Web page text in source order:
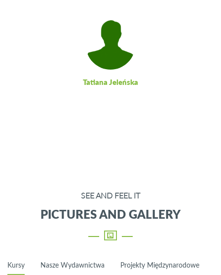
Tatiana Jeleńska
SEE AND FEEL IT
PICTURES AND GALLERY
Kursy Nasze Wydawnictwa Projekty Międzynarodowe